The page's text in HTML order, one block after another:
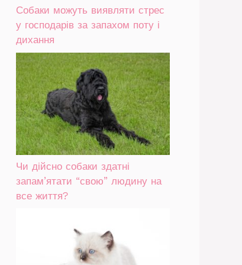
Собаки можуть виявляти стрес
у господарів за запахом поту і
дихання
Чи дійсно собаки здатні
запам’ятати “свою” людину на
все життя?